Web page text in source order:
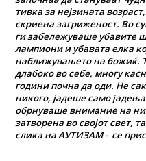
тивка за нејзината
скриена загриженост. Во
ги забележуваше убавите
лампиони и убавата елка
наближувањето на божиќ.
длабоко во себе, многу
години почна да оди. Не
никого, јадеше само
обрнуваше внимание на
затворена во својот свет,
слика на АУТИЗАМ - се